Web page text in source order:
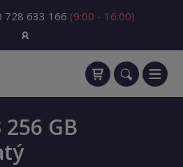
728 633 166 (9:00 - 16:00)
GB